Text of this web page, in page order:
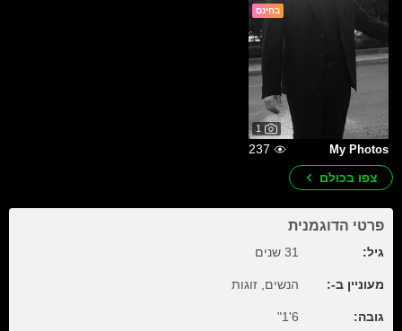
בחינם
1
My Photos
237
צפו בכולם
פרטי הדוגמנית
גיל: 31 שנים
מעוניין ב-: הנשים, זוגות
גובה: 6'1"